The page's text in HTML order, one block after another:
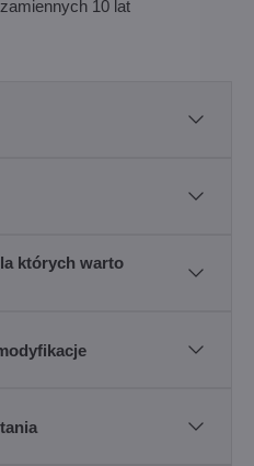
10 lat
których warto